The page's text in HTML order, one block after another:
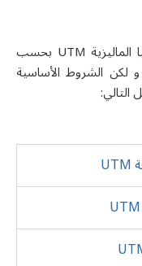
تتغير شروط القبول في جامعة التكنولوجيا الماليزية UTM بحسب
الشروط الأساسية